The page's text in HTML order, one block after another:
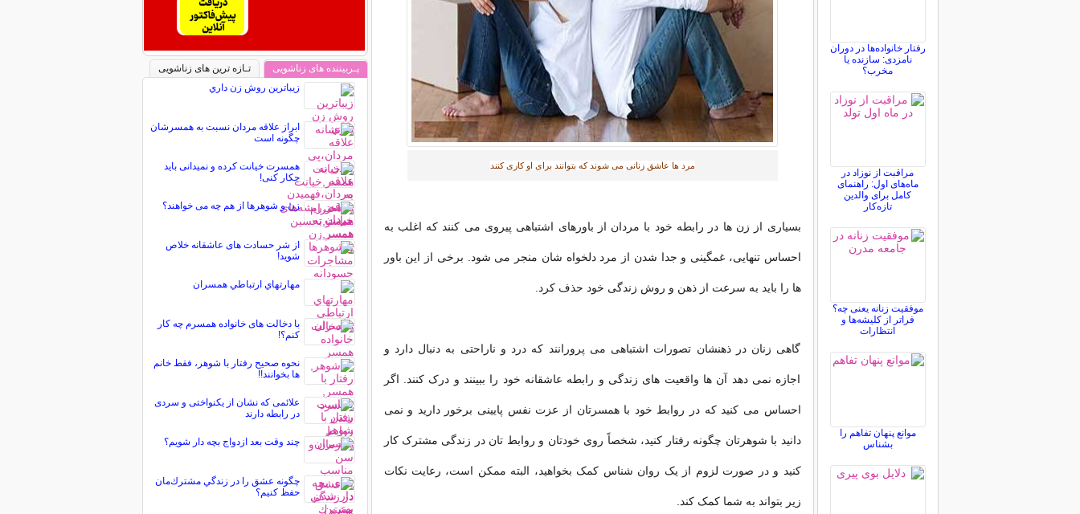
مرد ها عاشق زنانی می شوند که بتوانند برای او کاری کنند‎
بسیاری از زن ها در رابطه خود با مردان از باورهای اشتباهی پیروی می کنند که اغلب به
احساس تنهایی، غمگینی و جدا شدن از مرد دلخواه شان منجر می شود. برخی از این باور
ها را باید به سرعت از ذهن و روش زندگی خود حذف کرد.
گاهی زنان در ذهنشان تصورات اشتباهی می پرورانند که درد و ناراحتی به دنبال دارد و
اجازه نمی دهد آن ها واقعیت های زندگی و رابطه عاشقانه خود را ببینند و درک کنند. اگر
احساس می کنید که در روابط خود با همسرتان از عزت نفس پایینی برخور دارید و نمی
دانید با شوهرتان چگونه رفتار کنید، شخصاً روی خودتان و روابط تان در زندگی مشترک کار
کنید و در صورت لزوم از یک روان شناس کمک بخواهید، البته ممکن است، رعایت نکات
زیر بتواند به شما کمک کند.
رفتار خانواده‌ها در دوران
نامزدی: سازنده یا
مخرب؟
مراقبت از نوزاد در
ماه‌های اول: راهنمای
کامل برای والدین
تازه‌کار
موفقیت زنانه یعنی چه؟
فراتر از کلیشه‌ها و
انتظارات
موانع پنهان تفاهم را
بشناس
پـربیننده های زناشویی
تـازه ترین های زناشویی
زيباترين روش زن داري
ابراز علاقه مردان نسبت به همسرشان
چگونه است
همسرت خیانت کرده و نمیدانی باید
چکار کنی!
زن و شوهرها از هم چه می خواهند؟
از شر حسادت های عاشقانه خلاص
شوید!
مهارتهاي ارتباطي همسران
با دخالت های خانواده همسرم چه کار
کنم؟!
نحوه صحیح رفتار با شوهر، فقط خانم
ها بخوانند!!
علائمی که نشان از یکنواختی و سردی
در رابطه دارند
چند وقت بعد ازدواج بچه دار شویم؟
چگونه عشق را در زندگي مشترك‌مان
حفظ كنيم؟